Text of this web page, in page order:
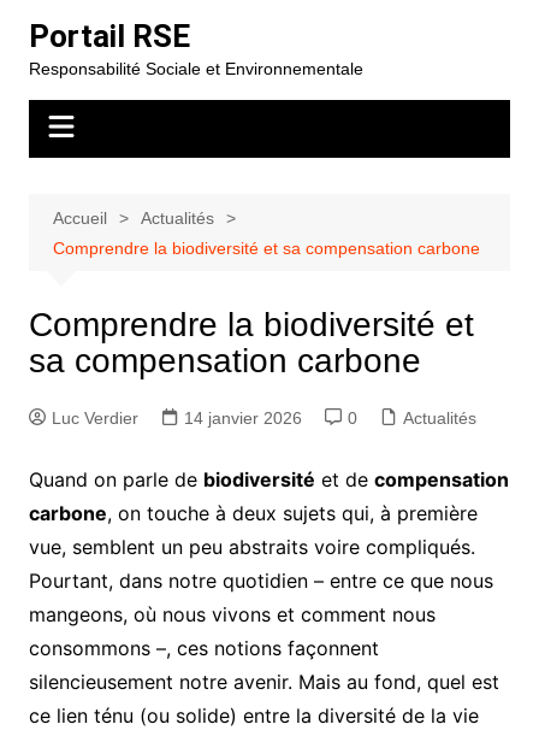
contenu
Portail RSE
Responsabilité Sociale et Environnementale
Accueil
Actualités
Comprendre la biodiversité et sa compensation carbone
Comprendre la biodiversité et
sa compensation carbone
Luc Verdier 14 janvier 2026 0 Actualités
Quand on parle de biodiversité et de compensation
carbone, on touche à deux sujets qui, à première
vue, semblent un peu abstraits voire compliqués.
Pourtant, dans notre quotidien – entre ce que nous
mangeons, où nous vivons et comment nous
consommons –, ces notions façonnent
silencieusement notre avenir. Mais au fond, quel est
ce lien ténu (ou solide) entre la diversité de la vie